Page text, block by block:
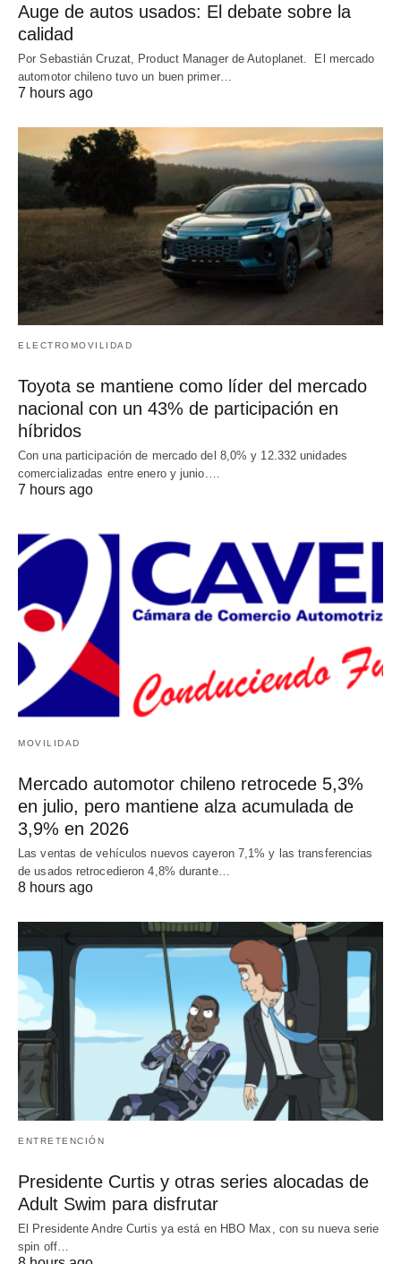
Auge de autos usados: El debate sobre la
calidad
Por Sebastián Cruzat, Product Manager de Autoplanet. El mercado
automotor chileno tuvo un buen primer…
7 hours ago
ELECTROMOVILIDAD
Toyota se mantiene como líder del mercado
nacional con un 43% de participación en
híbridos
Con una participación de mercado del 8,0% y 12.332 unidades
comercializadas entre enero y junio.…
7 hours ago
MOVILIDAD
Mercado automotor chileno retrocede 5,3%
en julio, pero mantiene alza acumulada de
3,9% en 2026
Las ventas de vehículos nuevos cayeron 7,1% y las transferencias
de usados retrocedieron 4,8% durante…
8 hours ago
ENTRETENCIÓN
Presidente Curtis y otras series alocadas de
Adult Swim para disfrutar
El Presidente Andre Curtis ya está en HBO Max, con su nueva serie
spin off…